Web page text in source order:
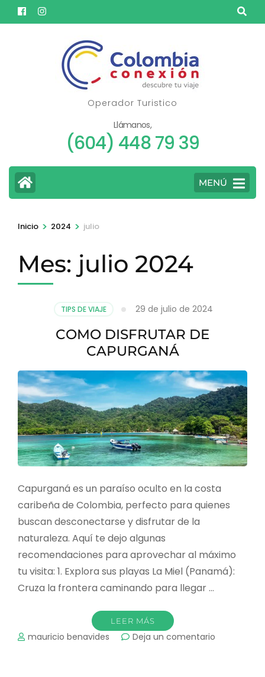
Saltar
al
Operador Turistico
Llámanos,
(604) 448 79 39
MENÚ
Inicio > 2024 > julio
Mes: julio 2024
TIPS DE VIAJE 29 de julio de 2024
COMO DISFRUTAR DE
CAPURGANÁ
Capurganá es un paraíso oculto en la costa
caribeña de Colombia, perfecto para quienes
buscan desconectarse y disfrutar de la
naturaleza. Aquí te dejo algunas
recomendaciones para aprovechar al máximo
tu visita: 1. Explora sus playas La Miel (Panamá):
Cruza la frontera caminando para llegar …
LEER MÁS
mauricio benavides Deja un comentario